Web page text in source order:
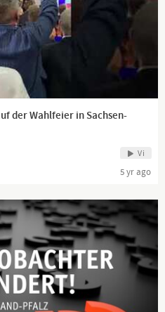
der Wahlfeier in Sachsen-
Vi
5 yr ago